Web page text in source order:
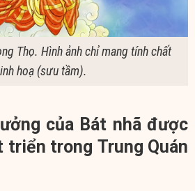
Thọ. Hình ảnh chỉ mang tính chất
hoạ (sưu tầm).
của Bát nhã được
triển trong Trung Quán